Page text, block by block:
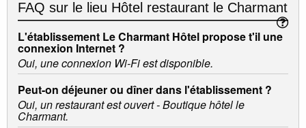
FAQ sur le lieu Hôtel restaurant le Charmant
L'établissement Le Charmant Hôtel propose t'il une
connexion Internet ?
Oui, une connexion Wi-Fi est disponible.
Peut-on déjeuner ou dîner dans l'établissement ?
Oui, un restaurant est ouvert - Boutique hôtel le
Charmant.